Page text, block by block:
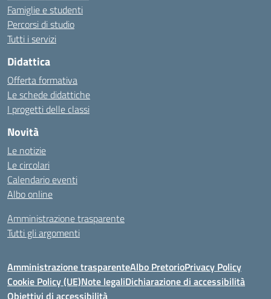
Famiglie e studenti
Percorsi di studio
Tutti i servizi
Didattica
Offerta formativa
Le schede didattiche
I progetti delle classi
Novità
Le notizie
Le circolari
Calendario eventi
Albo online
Amministrazione trasparente
Tutti gli argomenti
Amministrazione trasparenteAlbo PretorioPrivacy Policy
Cookie Policy (UE)Note legaliDichiarazione di accessibilità
Obiettivi di accessibilità